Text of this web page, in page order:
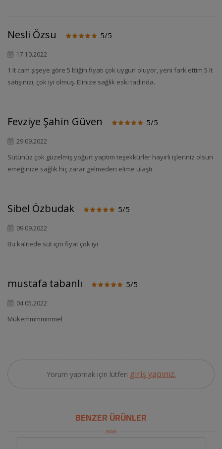
Nesli Özsu 5/5
17.10.2022
1 lt cam şişeye göre 5 ltliğin fiyatı çok uygun oluyor, yeni fark ettim 5 lt
satışınızı, çok iyi olmuş. Elinize sağlık eski tadında.
Fevziye Şahin Güven 5/5
29.09.2022
Sütünüz çok güzelmiş yoğurt yaptım teşekkürler hayırlı işleriniz olsun
emeğinize sağlık hiç zarar gelmeden elime ulaştı
Sibel Özbudak 5/5
09.09.2022
Bu kalitede süt için fiyat çok iyi
mustafa tabanlı 5/5
04.05.2022
Mükemmmmmmel
Yorum yapmak için lütfen giriş yapınız.
BENZER ÜRÜNLER